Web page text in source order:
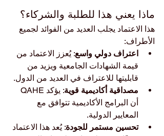
ماذا يعني هذا للطلبة والشركاء؟
هذا الاعتماد يجلب العديد من الفوائد لجميع
الأطراف:
اعتراف دولي واسع: يُعزز الاعتماد من
قيمة الشهادات الجامعية ويزيد من
قابليتها للاعتراف في العديد من الدول.
مصداقية أكاديمية قوية
أن البرامج الأكاديمية تتوافق مع
المعايير الدولية.
تحسين مستمر للجودة: يُعد هذا الاعتماد